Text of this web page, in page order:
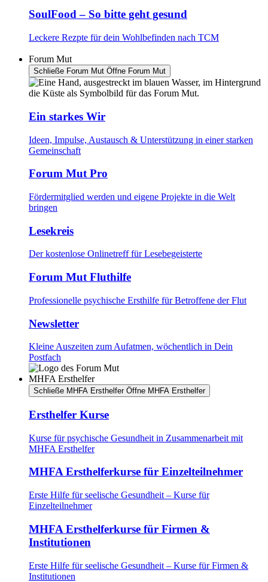
SoulFood – So bitte geht gesund
Leckere Rezpte für dein Wohlbefinden nach TCM
Forum Mut
Schließe Forum Mut Öffne Forum Mut
Ein starkes Wir
Ideen, Impulse, Austausch & Unterstützung in einer starken
Gemeinschaft
Forum Mut Pro
Fördermitglied werden und eigene Projekte in die Welt
bringen
Lesekreis
Der kostenlose Onlinetreff für Lesebegeisterte
Forum Mut Fluthilfe
Professionelle psychische Ersthilfe für Betroffene der Flut
Newsletter
Kleine Auszeiten zum Aufatmen, wöchentlich in Dein
Postfach
MHFA Ersthelfer
Schließe MHFA Ersthelfer Öffne MHFA Ersthelfer
Ersthelfer Kurse
Kurse für psychische Gesundheit in Zusammenarbeit mit
MHFA Ersthelfer
MHFA Ersthelferkurse für Einzelteilnehmer
Erste Hilfe für seelische Gesundheit – Kurse für
Einzelteilnehmer
MHFA Ersthelferkurse für Firmen &
Institutionen
Erste Hilfe für seelische Gesundheit – Kurse für Firmen &
Institutionen